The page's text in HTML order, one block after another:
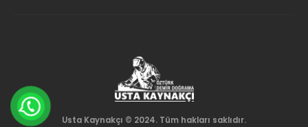
Usta Kaynakçı © 2024. Tüm hakları saklıdır.